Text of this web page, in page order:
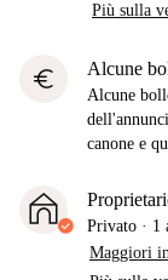
Più sulla
euro Alcune
Alcune
canone e
Privato · 1
Maggiori